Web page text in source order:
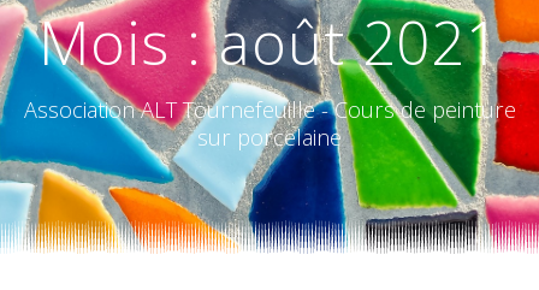
Mois :août 2021
Association ALT Tournefeuille - Cours de peinture
sur porcelaine